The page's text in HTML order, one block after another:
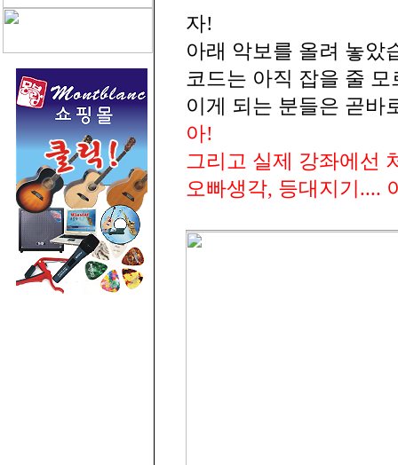
자!
아래 악보를 올려 놓았
코드는 아직 잡을 줄
이게 되는 분들은 곧바
아!
그리고 실제 강좌에선
오빠생각, 등대지기....